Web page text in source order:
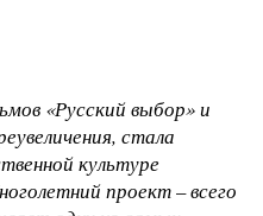
«Русский выбор» и
стала
культуре
проект–всего